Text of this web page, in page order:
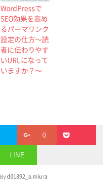
WordPressで
SEO効果を高め
るパーマリンク
設定の仕方〜読
者に伝わりやす
いURLになって
いますか？〜
0
LINE
Byd01892_a.miura